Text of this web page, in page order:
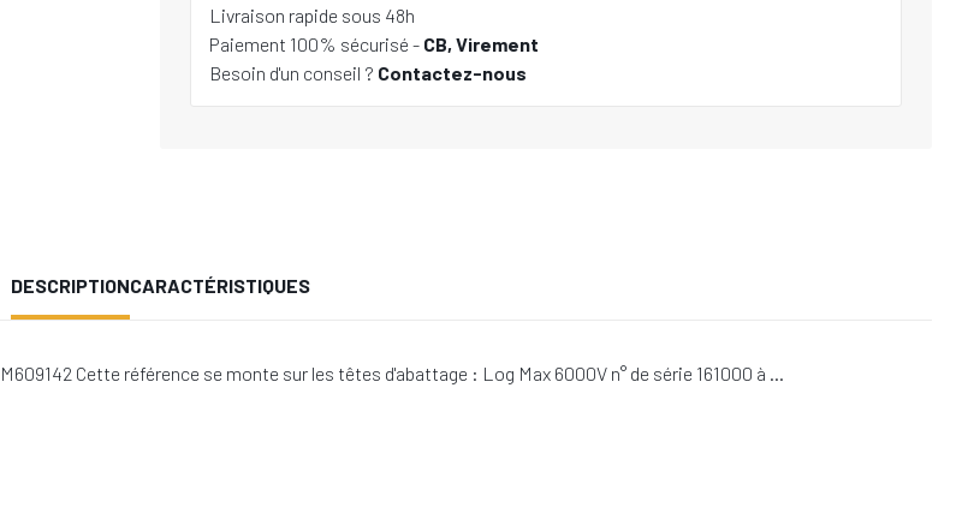
Livraison rapide sous 48h
Paiement 100% sécurisé - CB, Virement
Besoin d'un conseil ? Contactez-nous
DESCRIPTIONCARACTÉRISTIQUES
Cette référence se monte sur les têtes d'abattage : Log Max 6000V n° de série 161000 à …